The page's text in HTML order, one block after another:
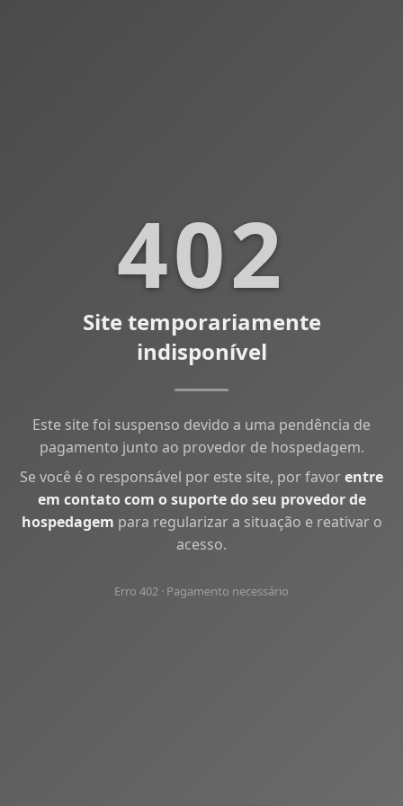
402
Site temporariamente
indisponível
Este site foi suspenso devido a uma pendência de
pagamento junto ao provedor de hospedagem.
Se você é o responsável por este site, por favorentre
em contato com o suporte do seu provedor de
hospedagem para regularizar a situação e reativar o
acesso.
Erro 402 · Pagamento necessário